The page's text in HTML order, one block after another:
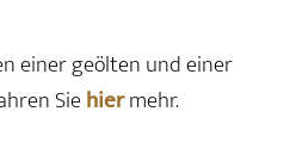
einer geölten und einer
Siehiermehr.